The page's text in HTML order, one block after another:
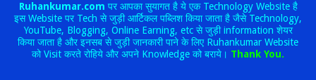
Ruhankumar.com पर आपका सुयागत है ये एक Technology Website है
इस Website पर Tech से जुड़ी आर्टिकल पब्लिश किया जाता है जैसे Technology,
YouTube, Blogging, Online Earning, etc से जुड़ी information शेयर
किया जाता है और इनसब से जुड़ी जानकारी पाने के लिए Ruhankumar Website
को Visit करते रोहिये और अपने Knowledge को बराये। Thank You.